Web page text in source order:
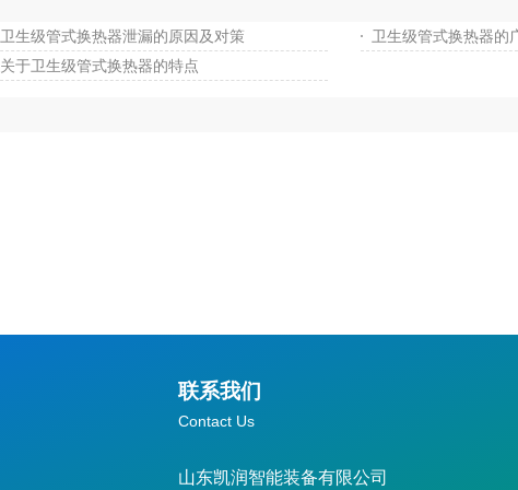
卫生级管式换热器泄漏的原因及对策
卫生级管式换热器的
关于卫生级管式换热器的特点
联系我们
Contact Us
山东凯润智能装备有限公司